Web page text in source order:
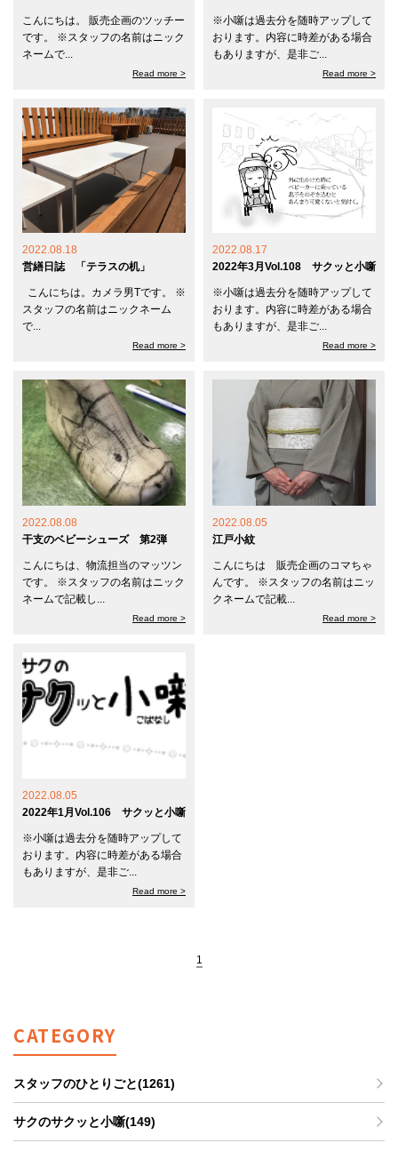
こんにちは。 販売企画のツッチー
です。 ※スタッフの名前はニック
ネームで...
Read more >
※小噺は過去分を随時アップして
おります。内容に時差がある場合
もありますが、是非ご...
Read more >
2022.08.18
営繕日誌 「テラスの机」
こんにちは。カメラ男Tです。 ※
スタッフの名前はニックネーム
で...
Read more >
2022.08.17
2022年3月Vol.108 サクッと小噺
※小噺は過去分を随時アップして
おります。内容に時差がある場合
もありますが、是非ご...
Read more >
2022.08.08
干支のベビーシューズ 第2弾
こんにちは、物流担当のマッツン
です。 ※スタッフの名前はニック
ネームで記載し...
Read more >
2022.08.05
江戸小紋
こんにちは 販売企画のコマちゃ
んです。 ※スタッフの名前はニッ
クネームで記載...
Read more >
2022.08.05
2022年1月Vol.106 サクッと小噺
※小噺は過去分を随時アップして
おります。内容に時差がある場合
もありますが、是非ご...
Read more >
CATEGORY
スタッフのひとりごと(1261)
サクのサクッと小噺(149)
1